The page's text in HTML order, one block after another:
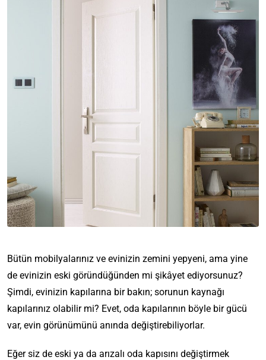
Bütün mobilyalarınız ve evinizin zemini yepyeni, ama yine
de evinizin eski göründüğünden mi şikâyet ediyorsunuz?
Şimdi, evinizin kapılarına bir bakın; sorunun kaynağı
kapılarınız olabilir mi? Evet, oda kapılarının böyle bir gücü
var, evin görünümünü anında değiştirebiliyorlar.
Eğer siz de eski ya da arızalı oda kapısını değiştirmek